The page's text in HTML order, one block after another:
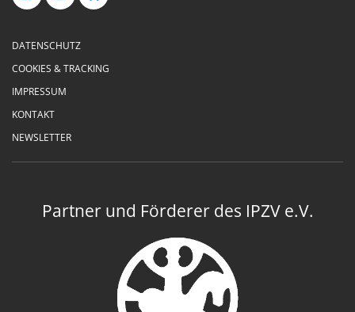
DATENSCHUTZ
COOKIES & TRACKING
IMPRESSUM
KONTAKT
NEWSLETTER
Partner und Förderer des IPZV e.V.